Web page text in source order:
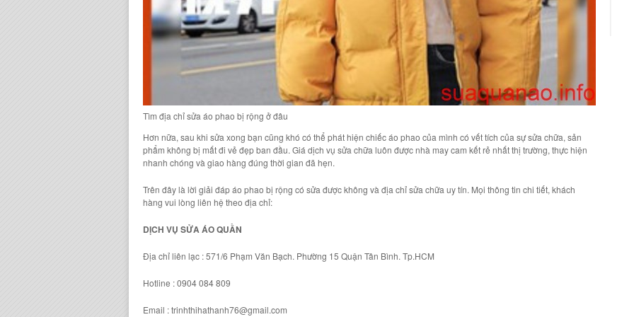
Tìm địa chỉ sửa áo phao bị rộng ở đâu
Hơn nữa, sau khi sửa xong bạn cũng khó có thể phát hiện chiếc áo phao của mình có vết tích của sự sửa chữa, sản
phẩm không bị mất đi vẻ đẹp ban đầu. Giá dịch vụ sửa chữa luôn được nhà may cam kết rẻ nhất thị trường, thực hiện
nhanh chóng và giao hàng đúng thời gian đã hẹn.
Trên đây là lời giải đápáo phao bị rộng có sửa được không và địa chỉ sửa chữa uy tín. Mọi thông tin chi tiết, khách
hàng vui lòng liên hệ theo địa chỉ:
DỊCH VỤ SỬA ÁO QUẦN
Địa chỉ liên lạc : 571/6 Phạm Văn Bạch. Phường 15 Quận Tân Bình. Tp.HCM
Hotline : 0904 084 809
Email : trinhthihathanh76@gmail.com